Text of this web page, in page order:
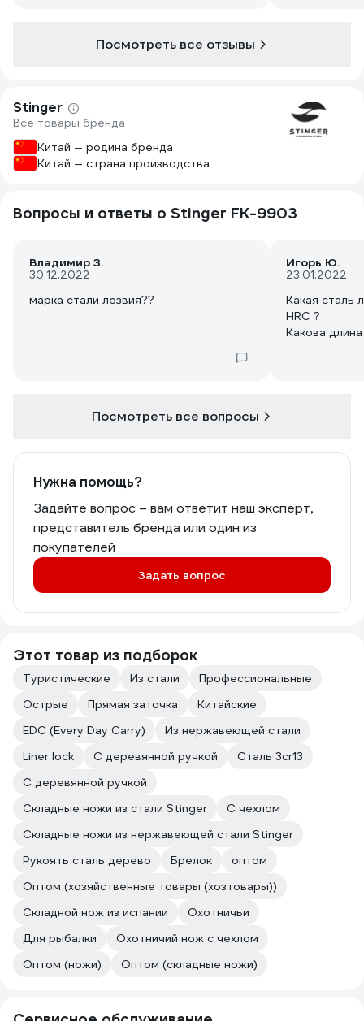
Посмотреть все отзывы
Stinger
Все товары бренда
Китай — родина бренда
Китай — страна производства
Вопросы и ответы о Stinger FK-9903
Владимир З.
30.12.2022
марка стали лезвия??
Игорь Ю.
23.01.2022
Какая сталь
HRC ?
Какова
Посмотреть все вопросы
Нужна помощь?
Задайте вопрос – вам ответит наш эксперт,
представитель бренда или один из
покупателей
Задать вопрос
Этот товар из подборок
Туристические Из стали
Профессиональные
Острые
Прямая заточка
Китайские
EDC (Every Day Carry)
Из нержавеющей стали
Liner lock
C деревянной ручкой
Сталь 3cr13
С деревянной ручкой
Складные ножи из стали Stinger
С чехлом
Складные ножи из нержавеющей стали Stinger
Рукоять сталь дерево
Брелок
оптом
Оптом (хозяйственные товары (хозтовары))
Складной нож из испании
Охотничьи
Для рыбалки
Охотничий нож с чехлом
Оптом (ножи)
Оптом (складные ножи)